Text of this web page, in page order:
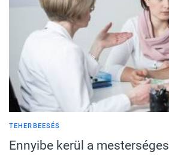
TEHERBEESÉS
Ennyibe kerül a mesterséges